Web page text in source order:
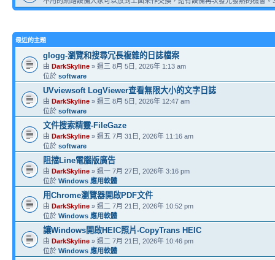
最近的主題
glogg-瀏覽和搜尋冗長複雜的日誌檔案
由 DarkSkyline » 週三 8月 5日, 2026年 1:13 am
位於 software
UVviewsoft LogViewer查看無限大小的文字日誌
由 DarkSkyline » 週三 8月 5日, 2026年 12:47 am
位於 software
文件搜索精靈-FileGaze
由 DarkSkyline » 週五 7月 31日, 2026年 11:16 am
位於 software
阻擋Line電腦版廣告
由 DarkSkyline » 週一 7月 27日, 2026年 3:16 pm
位於 Windows 應用軟體
用Chrome瀏覽器開啟PDF文件
由 DarkSkyline » 週二 7月 21日, 2026年 10:52 pm
位於 Windows 應用軟體
讓Windows開啟HEIC照片-CopyTrans HEIC
由 DarkSkyline » 週二 7月 21日, 2026年 10:46 pm
位於 Windows 應用軟體